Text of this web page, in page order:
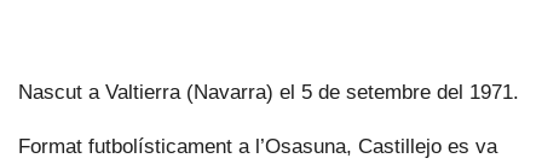
Nascut a Valtierra (Navarra) el 5 de setembre del 1971.
Format futbolísticament a l’Osasuna, Castillejo es va